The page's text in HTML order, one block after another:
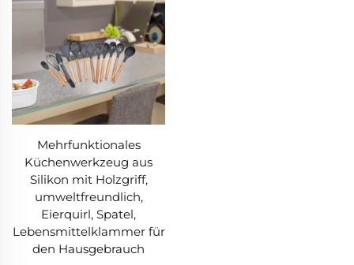
Mehrfunktionales
Küchenwerkzeug aus
Silikon mit Holzgriff,
umweltfreundlich,
Eierquirl, Spatel,
Lebensmittelklammer für
den Hausgebrauch